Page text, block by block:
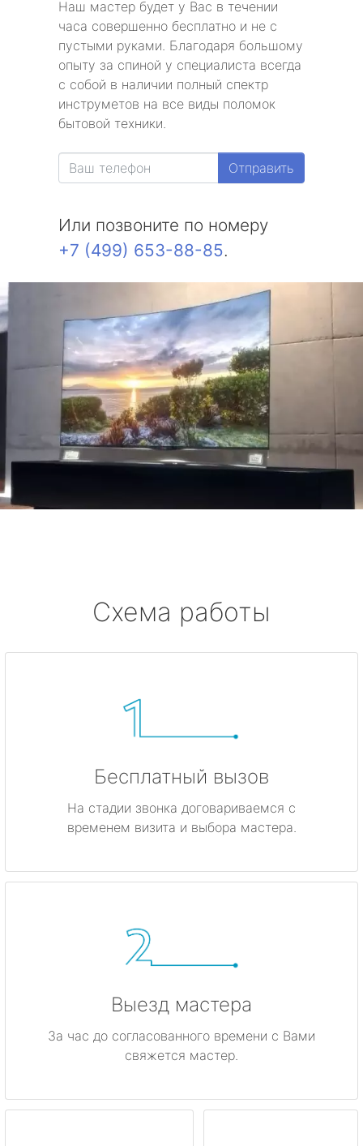
Наш мастер будет у Вас в течении
часа совершенно бесплатно и не с
пустыми руками. Благодаря большому
опыту за спиной у специалиста всегда
с собой в наличии полный спектр
инструметов на все виды поломок
бытовой техники.
Отправить
Или позвоните по номеру
+7 (499) 653-88-85.
Схема работы
Бесплатный вызов
На стадии звонка договариваемся с
временем визита и выбора мастера.
Выезд мастера
За час до согласованного времени с Вами
свяжется мастер.